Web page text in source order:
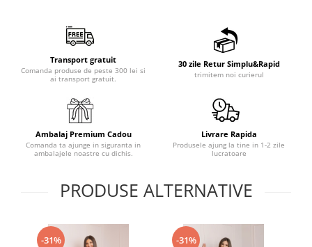
Transport gratuit
Comanda produse de peste 300 lei si
ai transport gratuit.
30 zile Retur Simplu&Rapid
trimitem noi curierul
Ambalaj Premium Cadou
Comanda ta ajunge in siguranta in
ambalajele noastre cu dichis.
Livrare Rapida
Produsele ajung la tine in 1-2 zile
lucratoare
PRODUSE ALTERNATIVE
-31% -31%